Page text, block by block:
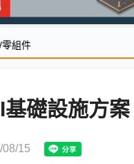
組件
礎設施方
08/15